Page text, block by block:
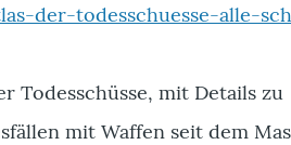
der-todesschuesse-alle-
Todesschüsse, mit Details zu
mit Waffen seit dem